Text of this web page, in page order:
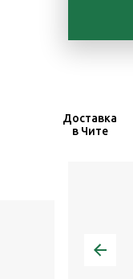
Доставка
в Чите